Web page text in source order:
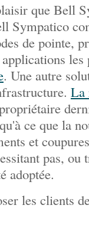
que Bell
Sympatico
de pointe,
. Une autre
La
ce que la
et
pas, ou
adoptée.
les clients